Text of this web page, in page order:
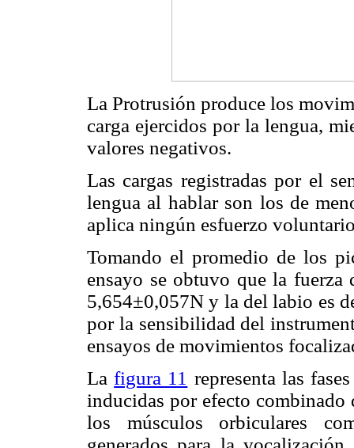
La Protrusión produce los
carga ejercidos por la lengua,
valores negativos.
Las cargas registradas por el
lengua al hablar son los de
aplica ningún esfuerzo
Tomando el promedio de los
ensayo se obtuvo que la
5,654±0,057N y la del labio es
por la sensibilidad del
ensayos de movimientos
Lafigura 11 representa las
inducidas por efecto
los músculos orbiculares